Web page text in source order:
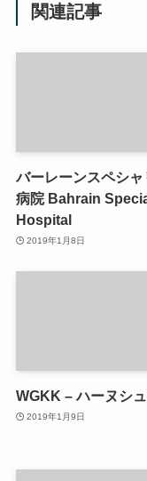
関連記事
バーレーンスペシャ
病院 Bahrain
Hospital
2019年1月8日
WGKK – ハーヌシ
2019年1月9日